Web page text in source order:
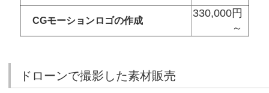
CGモーションロゴの作成
330,000円
～
ドローンで撮影した素材販売